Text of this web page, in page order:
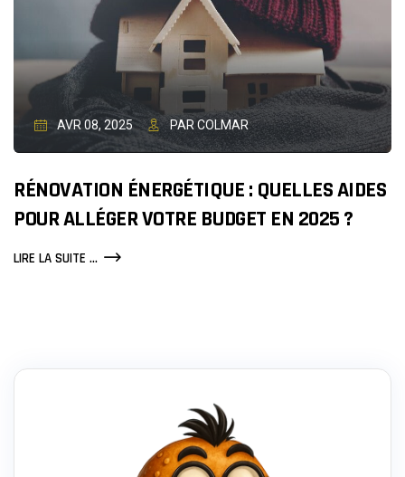
AVR 08, 2025 PAR COLMAR
RÉNOVATION ÉNERGÉTIQUE : QUELLES AIDES
POUR ALLÉGER VOTRE BUDGET EN 2025 ?
LIRE LA SUITE ...RÉNOVATION